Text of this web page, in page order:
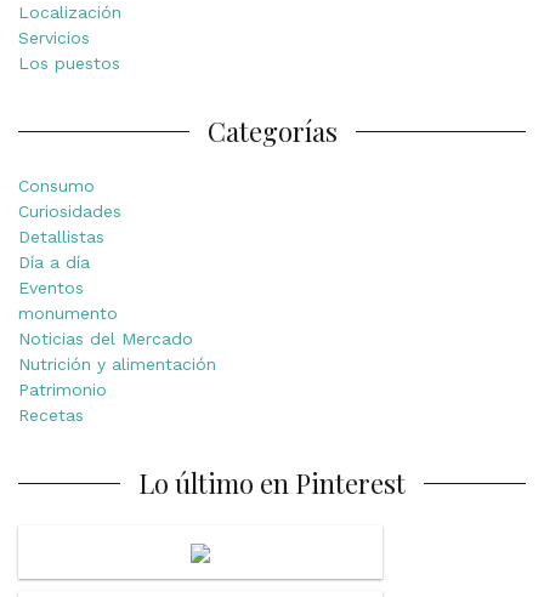
Localización
Servicios
Los puestos
Categorías
Consumo
Curiosidades
Detallistas
Día a día
Eventos
monumento
Noticias del Mercado
Nutrición y alimentación
Patrimonio
Recetas
Lo último en Pinterest